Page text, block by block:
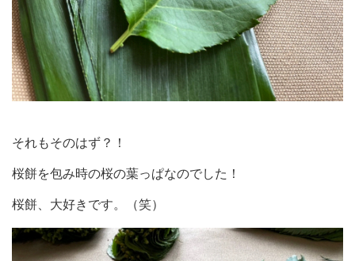
それもそのはず？！
桜餅を包み時の桜の葉っぱなのでした！
桜餅、大好きです。（笑）